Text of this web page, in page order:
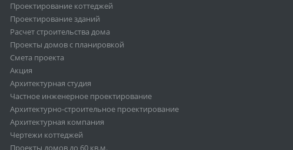
Проектирование коттеджей
Проектирование зданий
Расчет строительства дома
Проекты домов с планировкой
Смета проекта
Акция
Архитектурная студия
Частное инженерное проектирование
Архитектурно-строительное проектирование
Архитектурная компания
Чертежи коттеджей
Проекты домов до 60 кв.м.